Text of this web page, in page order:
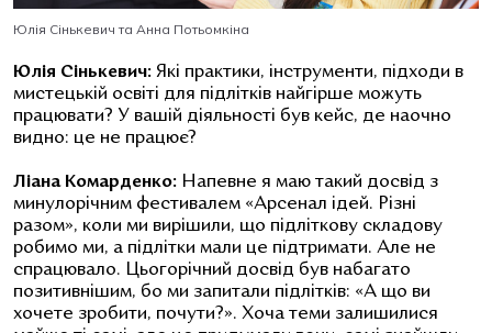
Юлія Сінькевич та Анна Потьомкіна
Юлія Сінькевич: Які практики, інструменти, підходи в
мистецькій освіті для підлітків найгірше можуть
працювати? У вашій діяльності був кейс, де наочно
видно: це не працює?
Ліана Комарденко: Напевне я маю такий досвід з
минулорічним фестивалем «Арсенал ідей. Різні
разом», коли ми вирішили, що підліткову складову
робимо ми, а підлітки мали це підтримати. Але не
спрацювало. Цьогорічний досвід був набагато
позитивнішим, бо ми запитали підлітків: «А що ви
хочете зробити, почути?». Хоча теми залишилися